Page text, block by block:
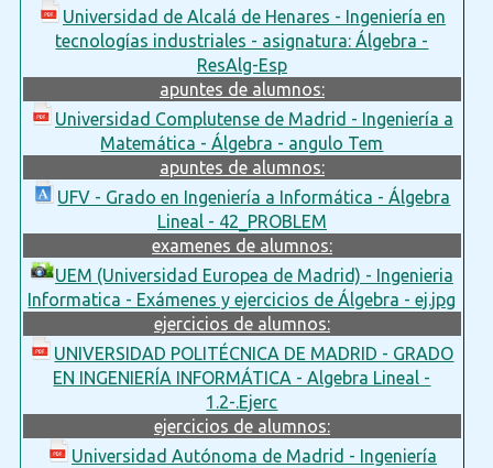
Universidad de Alcalá de Henares - Ingeniería en
tecnologías industriales - asignatura: Álgebra -
ResAlg-Esp
apuntes de alumnos:
Universidad Complutense de Madrid - Ingeniería a
Matemática - Álgebra - angulo Tem
apuntes de alumnos:
UFV - Grado en Ingeniería a Informática - Álgebra
Lineal - 42_PROBLEM
examenes de alumnos:
UEM (Universidad Europea de Madrid) - Ingenieria
Informatica - Exámenes y ejercicios de Álgebra - ej.jpg
ejercicios de alumnos:
UNIVERSIDAD POLITÉCNICA DE MADRID - GRADO
EN INGENIERÍA INFORMÁTICA - Algebra Lineal -
1.2-.Ejerc
ejercicios de alumnos:
Universidad Autónoma de Madrid - Ingeniería